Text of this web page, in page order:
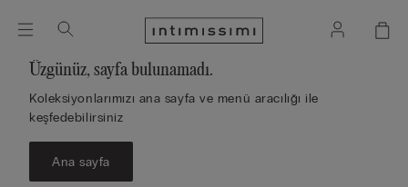
Üzgünüz, sayfa bulunamadı.
Koleksiyonlarımızı ana sayfa ve menü aracılığı ile
keşfedebilirsiniz
Ana sayfa